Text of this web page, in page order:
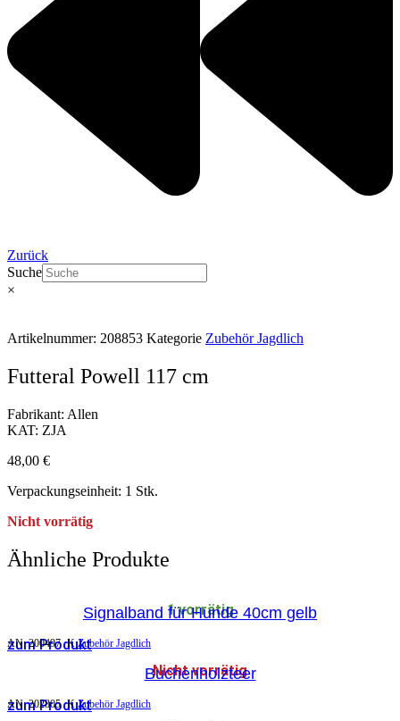
Zurück
Suche
×
Artikelnummer: 208853 Kategorie Zubehör Jagdlich
Futteral Powell 117 cm
Fabrikant: Allen
KAT: ZJA
48,00 €
Verpackungseinheit: 1 Stk.
Nicht vorrätig
Ähnliche Produkte
1 vorrätig
Signalband für Hunde 40cm gelb
zum Produkt
AN:200497 K Zubehör Jagdlich
Nicht vorrätig
Buchenholzteer
zum Produkt
AN:202805 K Zubehör Jagdlich